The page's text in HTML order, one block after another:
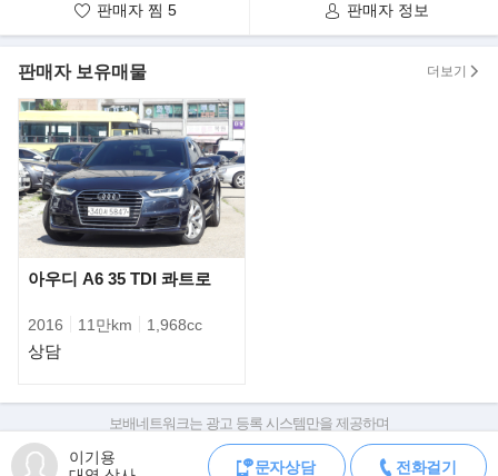
해 개발된 체어맨 3세대 모델
해 각각 200마력/27토크, 222마력/31토크 구현
▶구매시 유의사항
판매자 찜 5 판매자 정보
판매자 보유매물 더보기
아우디 A6 35 TDI 콰트로
2016 11만km 1,968cc
상담
이기용
문자상담 전화걸기
보배네트워크는 광고 등록 시스템만을 제공하며
판매자가 직접 등록한 내용에 대한 모든 책임은 판매자에게 있습니다.
차량 구매 시 차량등록증, 성능점검기록부, 실제 차량 상태,